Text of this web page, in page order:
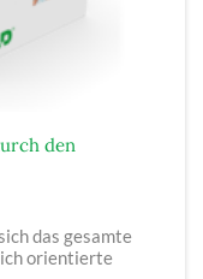
den
das gesamte
orientierte